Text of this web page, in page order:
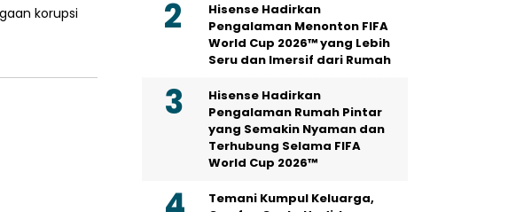
korupsi
Hisense Hadirkan
Pengalaman Menonton FIFA
World Cup 2026™ yang Lebih
Seru dan Imersif dari Rumah
Hisense Hadirkan
Pengalaman Rumah Pintar
yang Semakin Nyaman dan
Terhubung Selama FIFA
World Cup 2026™
Temani Kumpul Keluarga,